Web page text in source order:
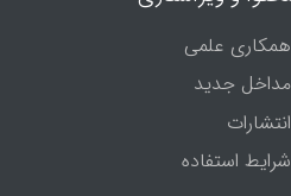
همکاری علمی
مداخل جدید
انتشارات
شرایط استفاده